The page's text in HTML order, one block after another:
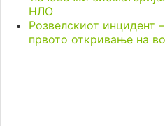
НЛО
Розвелскиот инцидент
првото откривање на